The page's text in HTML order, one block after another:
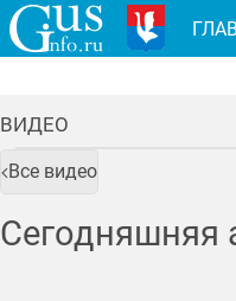
ВИДЕО
Все видео
Сегодняшняя